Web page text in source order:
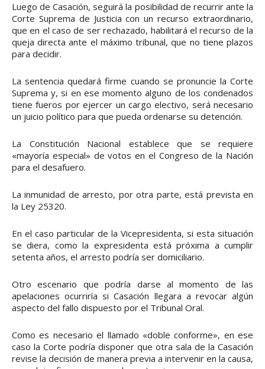
Luego de Casación, seguirá la posibilidad de recurrir ante la
Corte Suprema de Justicia con un recurso extraordinario,
que en el caso de ser rechazado, habilitará el recurso de la
queja directa ante el máximo tribunal, que no tiene plazos
para decidir.
La sentencia quedará firme cuando se pronuncie la Corte
Suprema y, si en ese momento alguno de los condenados
tiene fueros por ejercer un cargo electivo, será necesario
un juicio político para que pueda ordenarse su detención.
La Constitución Nacional establece que se requiere
«mayoría especial» de votos en el Congreso de la Nación
para el desafuero.
La inmunidad de arresto, por otra parte, está prevista en
la Ley 25320.
En el caso particular de la Vicepresidenta, si esta situación
se diera, como la expresidenta está próxima a cumplir
setenta años, el arresto podría ser domiciliario.
Otro escenario que podría darse al momento de las
apelaciones ocurriría si Casación llegara a revocar algún
aspecto del fallo dispuesto por el Tribunal Oral.
Como es necesario el llamado «doble conforme», en ese
caso la Corte podría disponer que otra sala de la Casación
revise la decisión de manera previa a intervenir en la causa,